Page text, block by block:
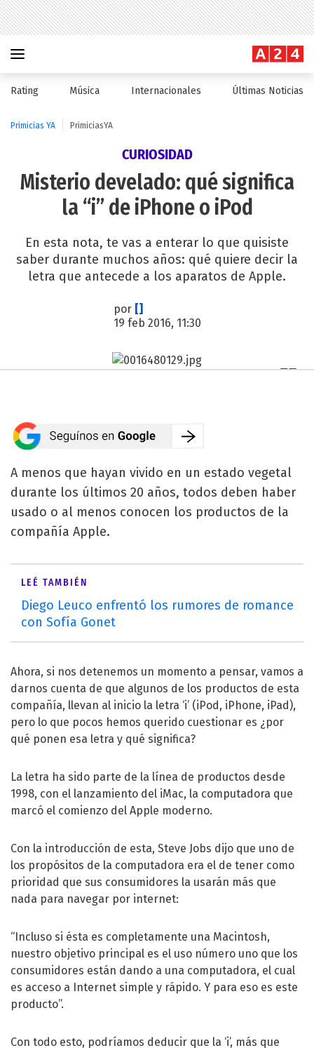
Rating Música Internacionales Últimas Noticias
Primicias YA PrimiciasYA
CURIOSIDAD
Misterio develado: qué significa
la “i” de iPhone o iPod
En esta nota, te vas a enterar lo que quisiste
saber durante muchos años: qué quiere decir la
letra que antecede a los aparatos de Apple.
por []
19 feb 2016, 11:30
A menos que hayan vivido en un estado vegetal
durante los últimos 20 años, todos deben haber
usado o al menos conocen los productos de la
compañía Apple.
LEÉ TAMBIÉN
Diego Leuco enfrentó los rumores de romance
con Sofía Gonet
Ahora, si nos detenemos un momento a pensar, vamos a
darnos cuenta de que algunos de los productos de esta
compañía, llevan al inicio la letra ‘i’ (iPod, iPhone, iPad),
pero lo que pocos hemos querido cuestionar es ¿por
qué ponen esa letra y qué significa?
La letra ha sido parte de la línea de productos desde
1998, con el lanzamiento del iMac, la computadora que
marcó el comienzo del Apple moderno.
Con la introducción de esta, Steve Jobs dijo que uno de
los propósitos de la computadora era el de tener como
prioridad que sus consumidores la usarán más que
nada para navegar por internet:
“Incluso si ésta es completamente una Macintosh,
nuestro objetivo principal es el uso número uno que los
consumidores están dando a una computadora, el cual
es acceso a Internet simple y rápido. Y para eso es este
producto”.
Con todo esto, podríamos deducir que la ‘i’, más que